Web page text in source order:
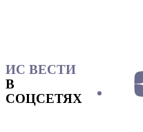
ИС ВЕСТИ
В
СОЦСЕТЯХ